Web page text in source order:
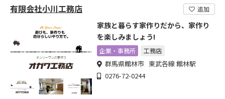
有限会社小川工務店 追加
家族と暮らす家作りだから、家作り
を楽しみましょう!
企業・事務所 工務店
群馬県館林市 東武各線 館林駅
0276-72-0244